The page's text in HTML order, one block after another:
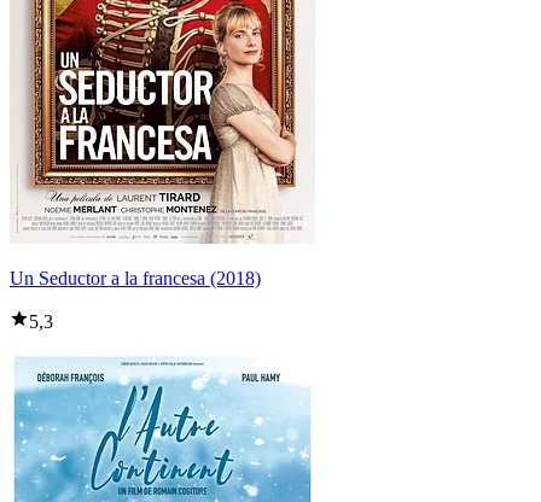
Un Seductor a la francesa (2018)
5,3